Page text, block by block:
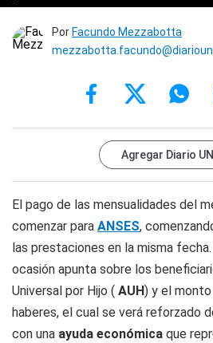
Por Facundo Mezzabotta
Agregar Diario
El pago de las mensualidades del
comenzar para ANSES,
las prestaciones en la misma
ocasión apunta sobre los
Universal por Hijo ( AUH) y el
haberes, el cual se verá reforzado
con una ayuda económica que